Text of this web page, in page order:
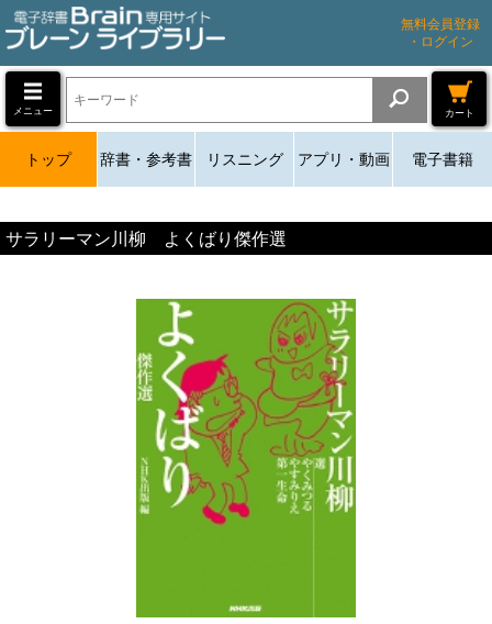
無料会員登録
・ログイン
メニュー カート
トップ 辞書・参考書 リスニング アプリ・動画 電子書籍
サラリーマン川柳 よくばり傑作選